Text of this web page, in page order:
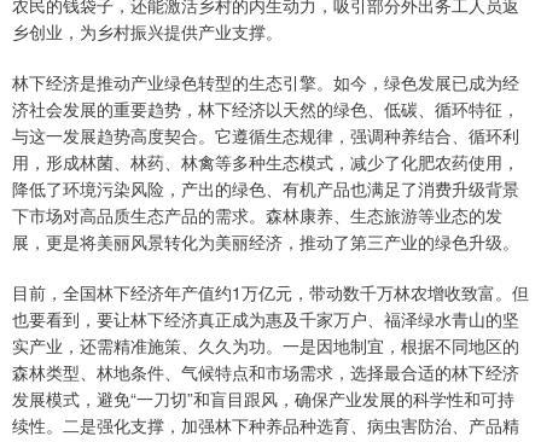
农民的钱袋子，还能激活乡村的内生动力，吸引部分外出务工人员返
乡创业，为乡村振兴提供产业支撑。
林下经济是推动产业绿色转型的生态引擎。如今，绿色发展已成为经
济社会发展的重要趋势，林下经济以天然的绿色、低碳、循环特征，
与这一发展趋势高度契合。它遵循生态规律，强调种养结合、循环利
用，形成林菌、林药、林禽等多种生态模式，减少了化肥农药使用，
降低了环境污染风险，产出的绿色、有机产品也满足了消费升级背景
下市场对高品质生态产品的需求。森林康养、生态旅游等业态的发
展，更是将美丽风景转化为美丽经济，推动了第三产业的绿色升级。
目前，全国林下经济年产值约1万亿元，带动数千万林农增收致富。但
也要看到，要让林下经济真正成为惠及千家万户、福泽绿水青山的坚
实产业，还需精准施策、久久为功。一是因地制宜，根据不同地区的
森林类型、林地条件、气候特点和市场需求，选择最合适的林下经济
发展模式，避免“一刀切”和盲目跟风，确保产业发展的科学性和可持
续性。二是强化支撑，加强林下种养品种选育、病虫害防治、产品精